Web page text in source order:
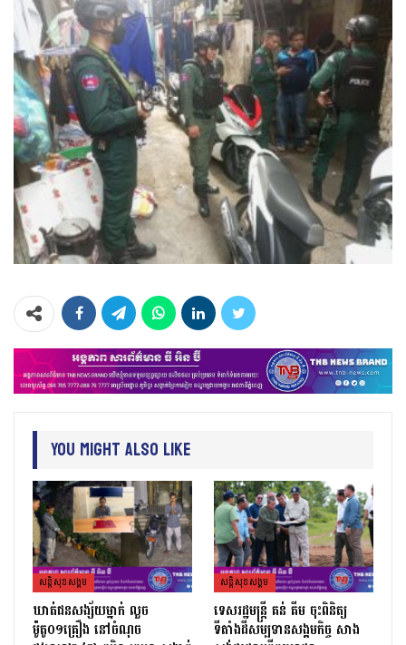
You Might Also Like
សន្តិសុខសង្គម
ឃាត់ជនសង្ស័យម្នាក់ លួច
ម៉ូតូ០១គ្រឿង នៅចំណុច
សន្តិសុខសង្គម
ទេសរដ្ឋមន្រ្តី គន់ គីម ចុះពិនិត្យ
ទីតាំងដីសម្បទានសង្គមកិច្ច សាង